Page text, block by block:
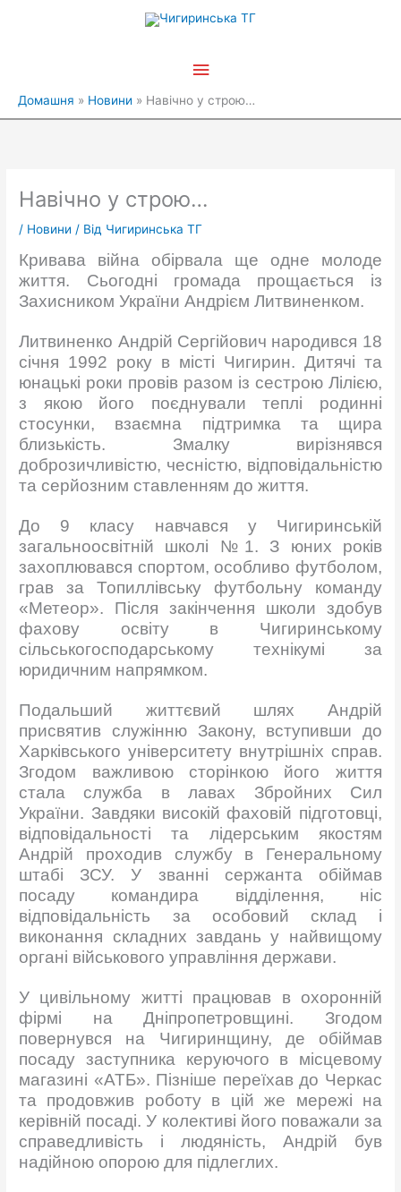
Головне
Домашня Новини Навічно у строю…
Навічно у строю…
/ Новини / Від Чигиринська ТГ
Кривава війна обірвала ще одне молоде
життя. Сьогодні громада прощається із
Захисником України Андрієм Литвиненком.
Литвиненко Андрій Сергійович народився 18
січня 1992 року в місті Чигирин. Дитячі та
юнацькі роки провів разом із сестрою Лілією,
з якою його поєднували теплі родинні
стосунки, взаємна підтримка та щира
близькість. Змалку вирізнявся
доброзичливістю, чесністю, відповідальністю
та серйозним ставленням до життя.
До 9 класу навчався у Чигиринській
загальноосвітній школі №1. З юних років
захоплювався спортом, особливо футболом,
грав за Топиллівську футбольну команду
«Метеор». Після закінчення школи здобув
фахову освіту в Чигиринському
сільськогосподарському технікумі за
юридичним напрямком.
Подальший життєвий шлях Андрій
присвятив служінню Закону, вступивши до
Харківського університету внутрішніх справ.
Згодом важливою сторінкою його життя
стала служба в лавах Збройних Сил
України. Завдяки високій фаховій підготовці,
відповідальності та лідерським якостям
Андрій проходив службу в Генеральному
штабі ЗСУ. У званні сержанта обіймав
посаду командира відділення, ніс
відповідальність за особовий склад і
виконання складних завдань у найвищому
органі військового управління держави.
У цивільному житті працював в охоронній
фірмі на Дніпропетровщині. Згодом
повернувся на Чигиринщину, де обіймав
посаду заступника керуючого в місцевому
магазині «АТБ». Пізніше переїхав до Черкас
та продовжив роботу в цій же мережі на
керівній посаді. У колективі його поважали за
справедливість і людяність, Андрій був
надійною опорою для підлеглих.